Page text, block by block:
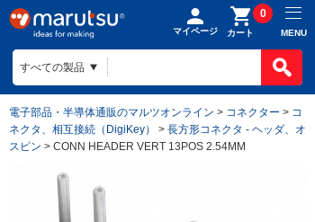
マイページ カート
0
MENU
電子部品・半導体通販のマルツオンライン > コネクター > コ
ネクタ、相互接続（DigiKey）
> 長方形コネクタ - ヘッダ、オ
スピン > CONN HEADER VERT 13POS 2.54MM